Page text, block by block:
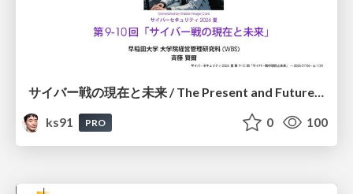
ks91
PRO 0 100